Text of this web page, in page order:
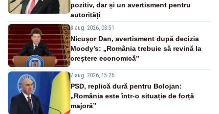
pozitiv, dar și un avertisment pentru
autorități
8 aug. 2026, 08:51
Nicușor Dan, avertisment după decizia
Moody’s: „România trebuie să revină la
creștere economică”
7 aug. 2026, 15:26
PSD, replică dură pentru Bolojan:
„România este într-o situație de forță
majoră”